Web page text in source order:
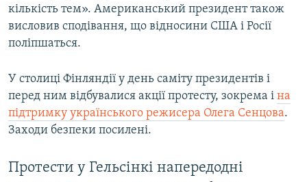
кількість тем». Американський президент також
висловив сподівання, що відносини США і Росії
поліпшаться.
У столиці Фінляндії у день саміту президентів і
перед ним відбувалися акції протесту, зокрема і на
підтримку українського режисера Олега Сенцова.
Заходи безпеки посилені.
Протести у Гельсінкі напередодні